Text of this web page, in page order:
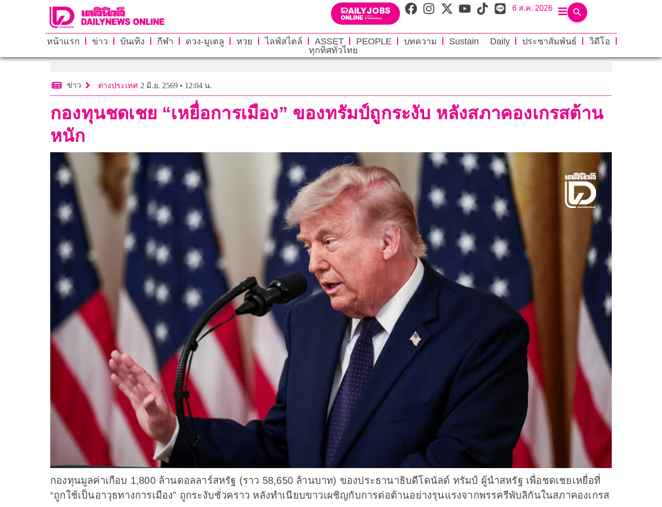
6 ส.ค. 2026
หน้าแรก ข่าว บันเทิง กีฬา ดวง-มูเตลู หวย ไลฟ์สไตล์ ASSET PEOPLE บทความ Sustain Daily ประชาสัมพันธ์
วิดีโอ
ทุกทิศทั่วไทย
ข่าว ต่างประเทศ 2 มิ.ย. 2569 • 12:04 น.
กองทุนชดเชย “เหยื่อการเมือง” ของทรัมป์ถูกระงับ หลังสภาคองเกรสต้าน
หนัก
กองทุนมูลค่าเกือบ 1,800 ล้านดอลลาร์สหรัฐ (ราว 58,650 ล้านบาท) ของประธานาธิบดีโดนัลด์ ทรัมป์ ผู้นำสหรัฐ เพื่อชดเชยเหยื่อที่
“ถูกใช้เป็นอาวุธทางการเมือง” ถูกระงับชั่วคราว หลังทำเนียบขาวเผชิญกับการต่อต้านอย่างรุนแรงจากพรรครีพับลิกันในสภาคองเกรส